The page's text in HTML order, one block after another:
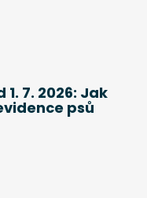
7. 2026: Jak
psů